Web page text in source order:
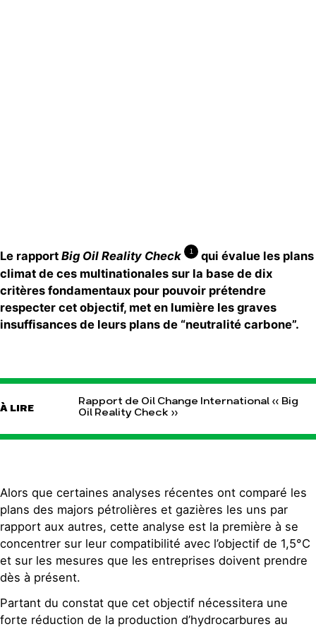
Le rapport Big Oil Reality Check 1
qui évalue les plans
climat de ces multinationales sur la base de dix
critères fondamentaux pour pouvoir prétendre
respecter cet objectif, met en lumière les graves
insuffisances de leurs plans de “neutralité carbone”.
À LIRE
Rapport de Oil Change International « Big
Oil Reality Check »
Alors que certaines analyses récentes ont comparé les
plans des majors pétrolières et gazières les uns par
rapport aux autres, cette analyse est la première à se
concentrer sur leur compatibilité avec l’objectif de 1,5°C
et sur les mesures que les entreprises doivent prendre
dès à présent.
Partant du constat que cet objectif nécessitera une
forte réduction de la production d’hydrocarbures au